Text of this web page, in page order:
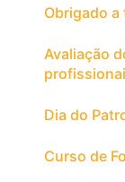
Obrigado a
Avaliação
Dia do
Curso de